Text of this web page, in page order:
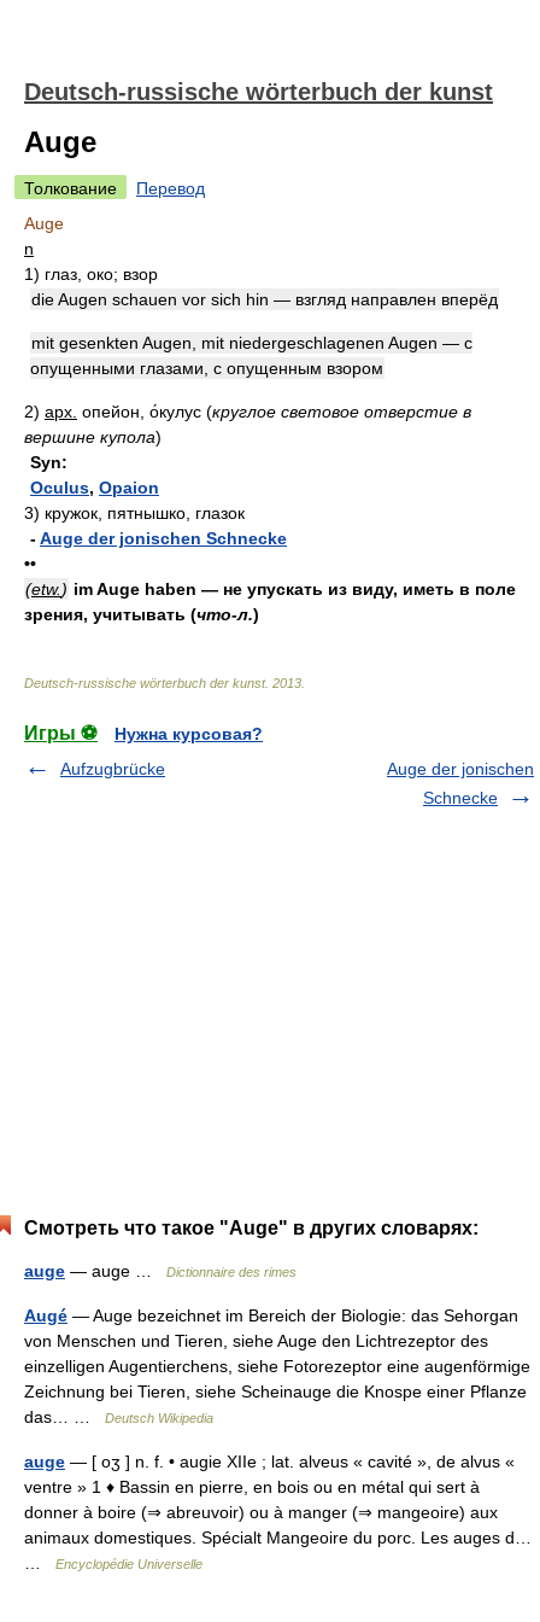
Deutsch-russische wörterbuch der kunst
Auge
Толкование
Перевод
Auge
n
1) глаз, око; взор
die Augen schauen vor sich hin — взгляд направлен вперёд
mit gesenkten Augen, mit niedergeschlagenen Augen — с
опущенными глазами, с опущенным взором
2) арх. опейон, о́кулус (круглое световое отверстие в
вершине купола)
Syn:
Oculus, Opaion
3) кружок, пятнышко, глазок
-Auge der jonischen Schnecke
••
(etw.) im Auge haben — не упускать из виду, иметь в поле
зрения, учитывать (что-л.)
Deutsch-russische wörterbuch der kunst. 2013
Игры ⚽
Нужна курсовая?
Aufzugbrücke
Auge der jonischen
Schnecke
Смотреть что такое "Auge" в других словарях:
auge — auge … Dictionnaire des rimes
Augé — Auge bezeichnet im Bereich der Biologie: das Sehorgan
von Menschen und Tieren, siehe Auge den Lichtrezeptor des
einzelligen Augentierchens, siehe Fotorezeptor eine augenförmige
Zeichnung bei Tieren, siehe Scheinauge die Knospe einer Pflanze
das… …
Deutsch Wikipedia
auge — [ oʒ ] n. f. • augie XIIe ; lat. alveus « cavité », de alvus «
ventre » 1 ♦ Bassin en pierre, en bois ou en métal qui sert à
donner à boire (⇒ abreuvoir) ou à manger (⇒ mangeoire) aux
animaux domestiques. Spécialt Mangeoire du porc. Les auges d…
Encyclopédie Universelle